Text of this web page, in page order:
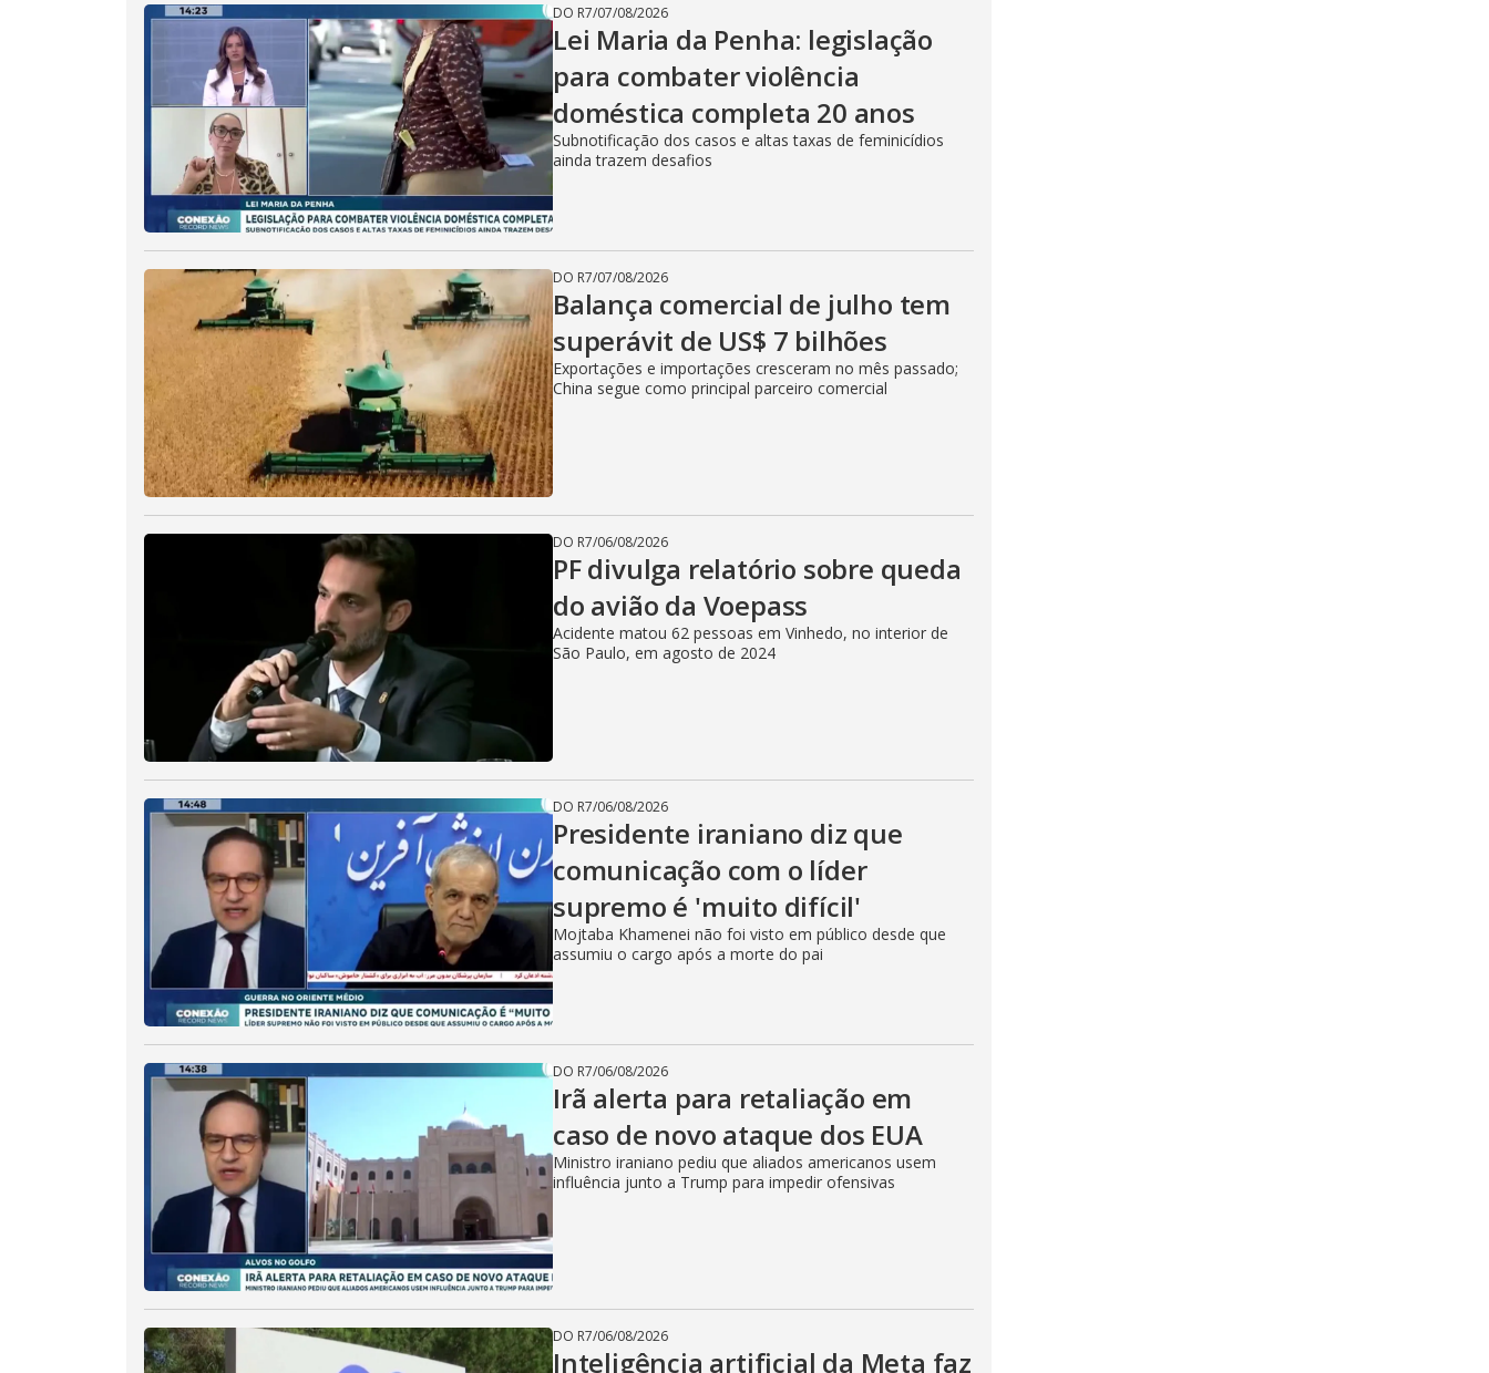
DO R7/07/08/2026
Lei Maria da Penha: legislação
para combater violência
doméstica completa 20 anos
Subnotificação dos casos e altas taxas de feminicídios
ainda trazem desafios
DO R7/07/08/2026
Balança comercial de julho tem
superávit de US$ 7 bilhões
Exportações e importações cresceram no mês passado;
China segue como principal parceiro comercial
DO R7/06/08/2026
PF divulga relatório sobre queda
do avião da Voepass
Acidente matou 62 pessoas em Vinhedo, no interior de
São Paulo, em agosto de 2024
DO R7/06/08/2026
Presidente iraniano diz que
comunicação com o líder
supremo é 'muito difícil'
Mojtaba Khamenei não foi visto em público desde que
assumiu o cargo após a morte do pai
DO R7/06/08/2026
Irã alerta para retaliação em
caso de novo ataque dos EUA
Ministro iraniano pediu que aliados americanos usem
influência junto a Trump para impedir ofensivas
DO R7/06/08/2026
Inteligência artificial da Meta faz